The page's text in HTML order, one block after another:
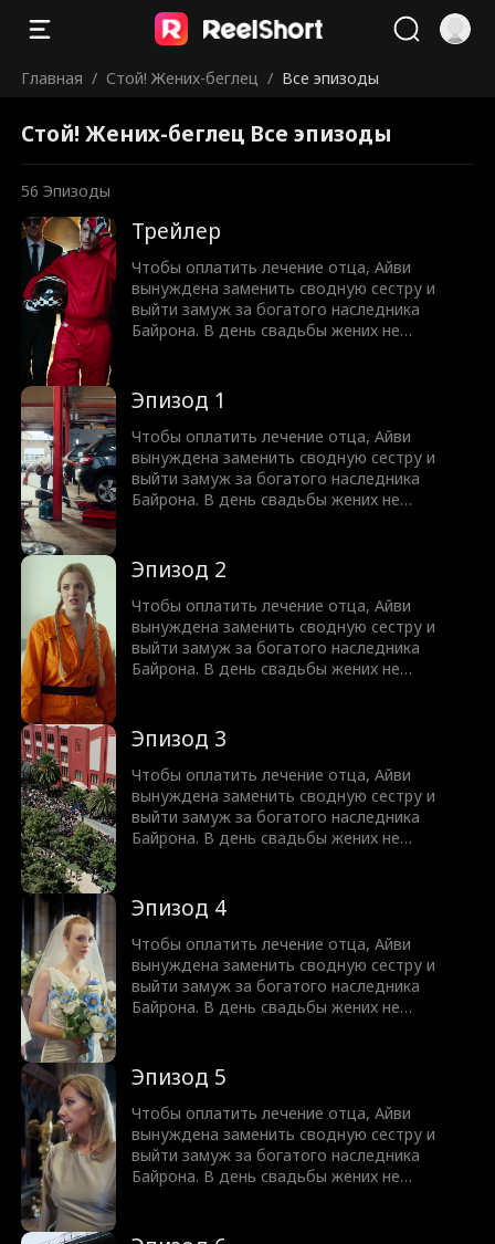
Главная / Стой! Жених-беглец / Все эпизоды
Стой! Жених-беглец Все эпизоды
56 Эпизоды
Трейлер
Чтобы оплатить лечение отца, Айви
вынуждена заменить сводную сестру и
выйти замуж за богатого наследника
Байрона. В день свадьбы жених не
трех правил, главное из которых — никакой
любви. Но со временем Байрон признает,
что договор нелеп, ведь он уже безумно в
нее влюблен. Ответит ли Айви
взаимностью?
Эпизод 1
Чтобы оплатить лечение отца, Айви
вынуждена заменить сводную сестру и
выйти замуж за богатого наследника
Байрона. В день свадьбы жених не
трех правил, главное из которых — никакой
любви. Но со временем Байрон признает,
что договор нелеп, ведь он уже безумно в
нее влюблен. Ответит ли Айви
взаимностью?
Эпизод 2
Чтобы оплатить лечение отца, Айви
вынуждена заменить сводную сестру и
выйти замуж за богатого наследника
Байрона. В день свадьбы жених не
трех правил, главное из которых — никакой
любви. Но со временем Байрон признает,
что договор нелеп, ведь он уже безумно в
нее влюблен. Ответит ли Айви
взаимностью?
Эпизод 3
Чтобы оплатить лечение отца, Айви
вынуждена заменить сводную сестру и
выйти замуж за богатого наследника
Байрона. В день свадьбы жених не
трех правил, главное из которых — никакой
любви. Но со временем Байрон признает,
что договор нелеп, ведь он уже безумно в
нее влюблен. Ответит ли Айви
взаимностью?
Эпизод 4
Чтобы оплатить лечение отца, Айви
вынуждена заменить сводную сестру и
выйти замуж за богатого наследника
Байрона. В день свадьбы жених не
трех правил, главное из которых — никакой
любви. Но со временем Байрон признает,
что договор нелеп, ведь он уже безумно в
нее влюблен. Ответит ли Айви
взаимностью?
Эпизод 5
Чтобы оплатить лечение отца, Айви
вынуждена заменить сводную сестру и
выйти замуж за богатого наследника
Байрона. В день свадьбы жених не
трех правил, главное из которых — никакой